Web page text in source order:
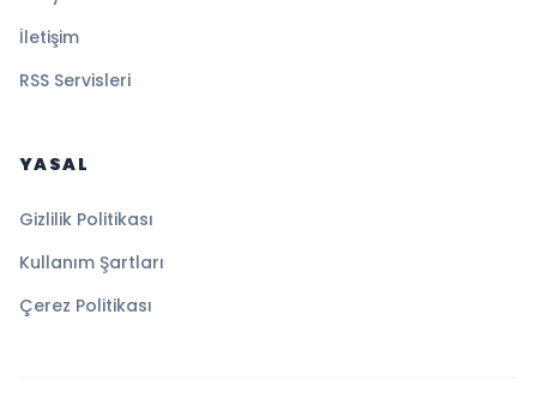
İletişim
RSS Servisleri
YASAL
Gizlilik Politikası
Kullanım Şartları
Çerez Politikası